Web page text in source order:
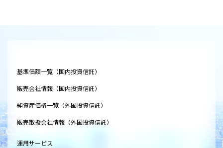
基準価額一覧（国内投資信託）
販売会社情報（国内投資信託）
純資産価格一覧（外国投資信託）
販売取扱会社情報（外国投資信託）
運用サービス